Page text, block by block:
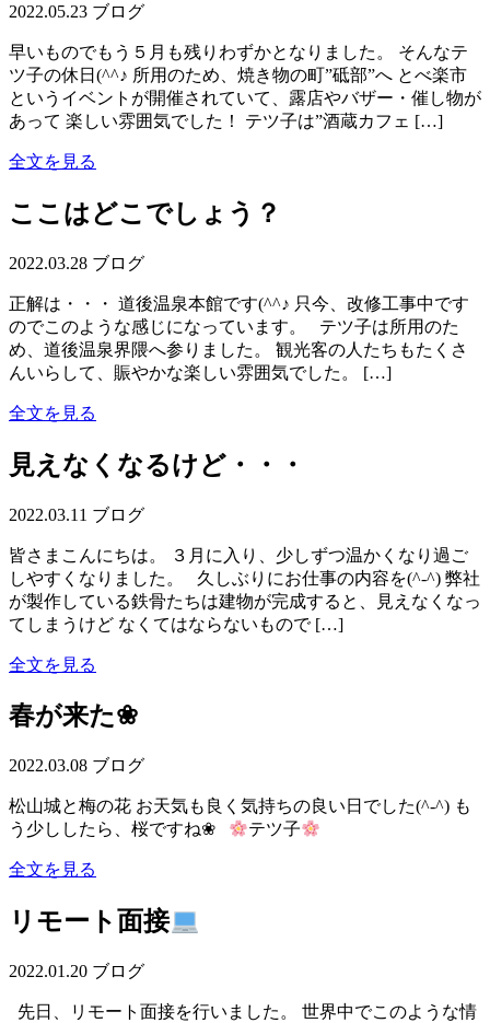
2022.05.23 ブログ
早いものでもう５月も残りわずかとなりました。 そんなテ
ツ子の休日(^^♪ 所用のため、焼き物の町”砥部”へ とべ楽市
というイベントが開催されていて、露店やバザー・催し物が
あって 楽しい雰囲気でした！ テツ子は”酒蔵カフェ […]
全文を見る
ここはどこでしょう？
2022.03.28 ブログ
正解は・・・ 道後温泉本館です(^^♪ 只今、改修工事中です
のでこのような感じになっています。 テツ子は所用のた
め、道後温泉界隈へ参りました。 観光客の人たちもたくさ
んいらして、賑やかな楽しい雰囲気でした。 […]
全文を見る
見えなくなるけど・・・
2022.03.11 ブログ
皆さまこんにちは。 ３月に入り、少しずつ温かくなり過ご
しやすくなりました。 久しぶりにお仕事の内容を(^-^) 弊社
が製作している鉄骨たちは建物が完成すると、見えなくなっ
てしまうけど なくてはならないもので […]
全文を見る
春が来た❀
2022.03.08 ブログ
松山城と梅の花 お天気も良く気持ちの良い日でした(^-^) も
う少ししたら、桜ですね❀
テツ子
全文を見る
リモート面接
2022.01.20 ブログ
先日、リモート面接を行いました。 世界中でこのような情